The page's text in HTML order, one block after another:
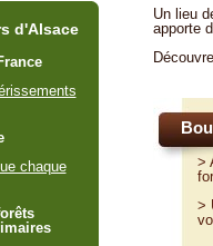
Un lieu
apporte
>
>
d'Alsace
chaque